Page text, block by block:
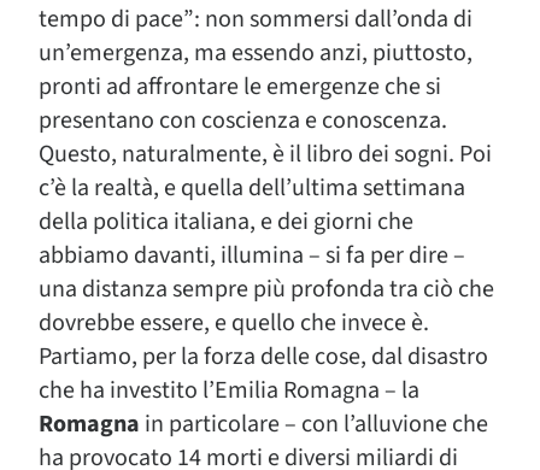
tempo di pace”: non sommersi dall’onda di
un’emergenza, ma essendo anzi, piuttosto,
pronti ad affrontare le emergenze che si
presentano con coscienza e conoscenza.
Questo, naturalmente, è il libro dei sogni. Poi
c’è la realtà, e quella dell’ultima settimana
della politica italiana, e dei giorni che
abbiamo davanti, illumina – si fa per dire –
una distanza sempre più profonda tra ciò che
dovrebbe essere, e quello che invece è.
Partiamo, per la forza delle cose, dal disastro
che ha investito l’Emilia Romagna – la
Romagna in particolare – con l’alluvione che
ha provocato 14 morti e diversi miliardi di